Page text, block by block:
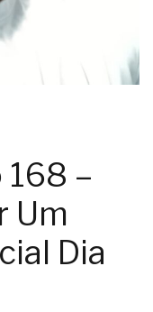
168 –
Um
Dia